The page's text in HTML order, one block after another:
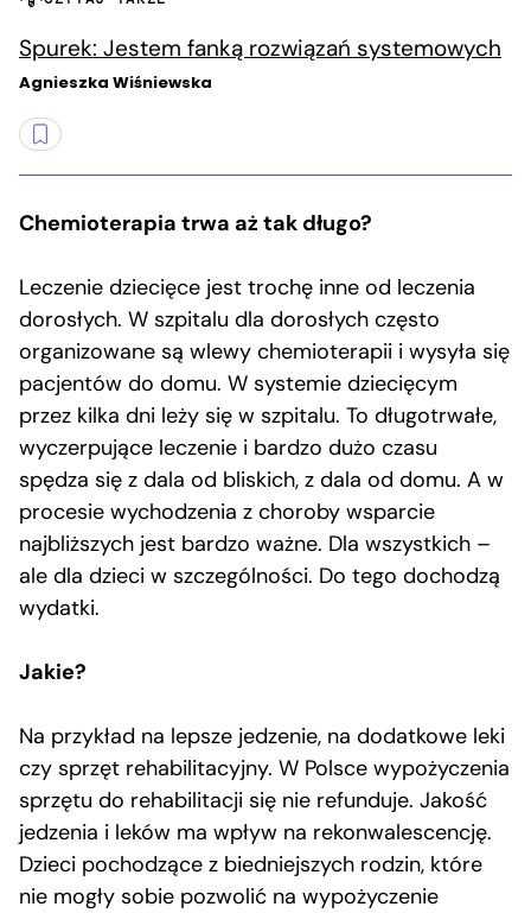
Spurek: Jestem fanką rozwiązań systemowych
Agnieszka Wiśniewska
Chemioterapia trwa aż tak długo?
Leczenie dziecięce jest trochę inne od leczenia
dorosłych. W szpitalu dla dorosłych często
organizowane są wlewy chemioterapii i wysyła się
pacjentów do domu. W systemie dziecięcym
przez kilka dni leży się w szpitalu. To długotrwałe,
wyczerpujące leczenie i bardzo dużo czasu
spędza się z dala od bliskich, z dala od domu. A w
procesie wychodzenia z choroby wsparcie
najbliższych jest bardzo ważne. Dla wszystkich –
ale dla dzieci w szczególności. Do tego dochodzą
wydatki.
Jakie?
Na przykład na lepsze jedzenie, na dodatkowe leki
czy sprzęt rehabilitacyjny. W Polsce wypożyczenia
sprzętu do rehabilitacji się nie refunduje. Jakość
jedzenia i leków ma wpływ na rekonwalescencję.
Dzieci pochodzące z biedniejszych rodzin, które
nie mogły sobie pozwolić na wypożyczenie